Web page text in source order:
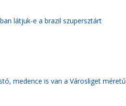
látjuk-e a brazil szupersztárt
medence is van a Városliget méretű